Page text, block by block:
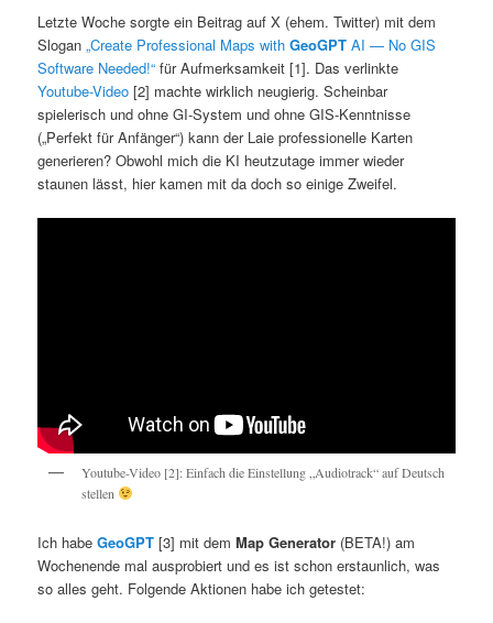
Letzte Woche sorgte ein Beitrag auf X (ehem. Twitter) mit dem
Slogan„Create Professional Maps withGeoGPT AI — No GIS
Software Needed!“ für Aufmerksamkeit [1]. Das verlinkte
Youtube-Video [2] machte wirklich neugierig. Scheinbar
spielerisch und ohne GI-System und ohne GIS-Kenntnisse
(„Perfekt für Anfänger“) kann der Laie professionelle Karten
generieren? Obwohl mich die KI heutzutage immer wieder
staunen lässt, hier kamen mit da doch so einige Zweifel.
Youtube-Video [2]: Einfach die Einstellung „Audiotrack“ auf Deutsch
stellen
Ich habeGeoGPT [3] mit demMap Generator (BETA!) am
Wochenende mal ausprobiert und es ist schon erstaunlich, was
so alles geht. Folgende Aktionen habe ich getestet: